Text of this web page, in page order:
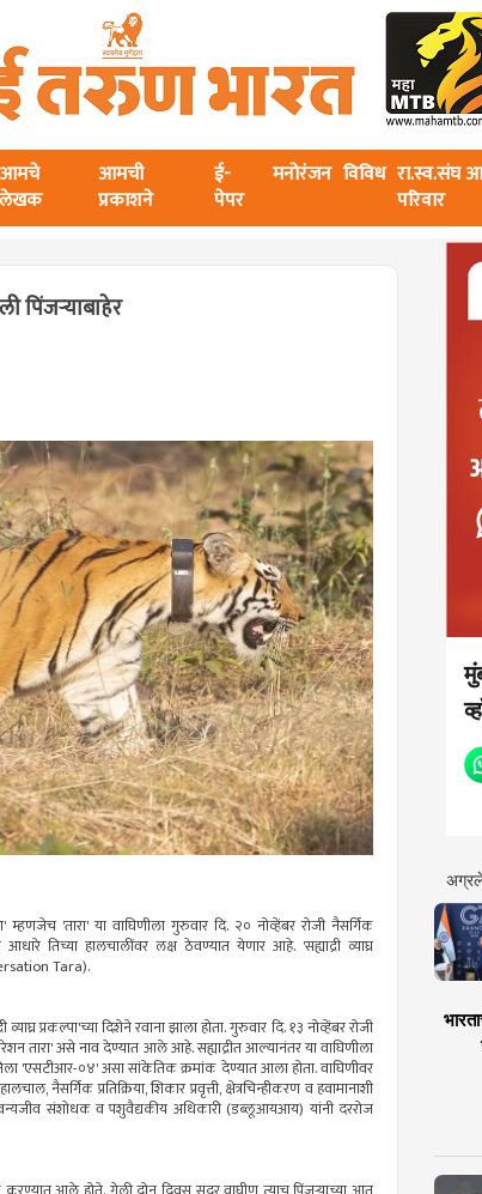
आमचे
लेखक
आमची
प्रकाशने
ई-
पेपर
मनोरंजन विविध रा.स्व.संघ
परिवार
पिंजऱ्याबाहेर
म्हणजेच 'तारा' या वाघिणीला गुरुवार दि. २० नोव्हेंबर रोजी नैसर्गिक
तिच्या हालचालींवर लक्ष ठेवण्यात येणार आहे. 'सह्याद्री व्याघ्र
Tara).
प्रकल्पा'च्या दिशेने रवाना झाला होता. गुरुवार दि. १३ नोव्हेंबर रोजी
'आॅपरेशन तारा' असे नाव देण्यात आले आहे. सह्याद्रीत आल्यानंतर या वाघिणीला
तिला 'एसटीआर-०४' असा सांकेतिक क्रमांक देण्यात आला होता. वाघिणीवर
नैसर्गिक प्रतिक्रिया, शिकार प्रवृत्ती, क्षेत्रचिन्हीकरण व हवामानाशी
वन्यजीव संशोधक व पशुवैद्यकीय अधिकारी (डब्लूआयआय) यांनी दररोज